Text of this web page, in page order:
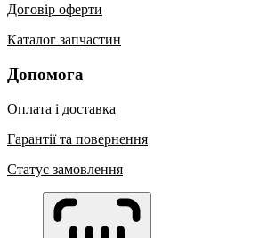
Договір оферти
Каталог запчастин
Допомога
Оплата і доставка
Гарантії та повернення
Статус замовлення